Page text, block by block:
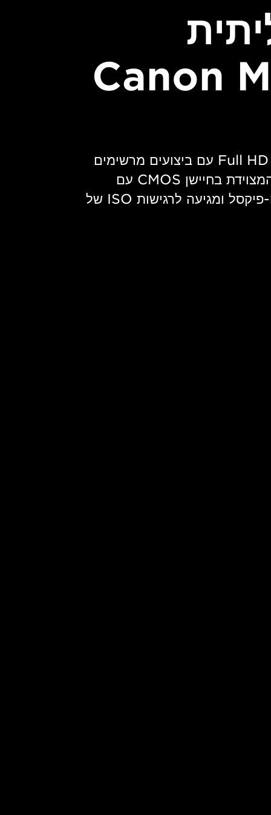
Canon
מצלמת רשת מקצועית Full HD עם ביצועים מרשימים
ברמות תאורה נמוכות המצוידת בחיישן CMOS עם
רזולוציה של 2.26 מגה-פיקסל ומגיעה לרגישות ISO של